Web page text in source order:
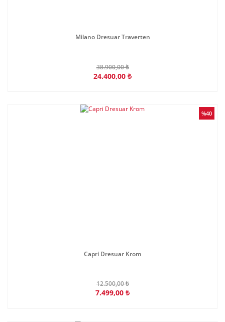
Milano Dresuar Traverten
38.900,00 ₺
24.400,00 ₺
%40
Capri Dresuar Krom
12.500,00 ₺
7.499,00 ₺